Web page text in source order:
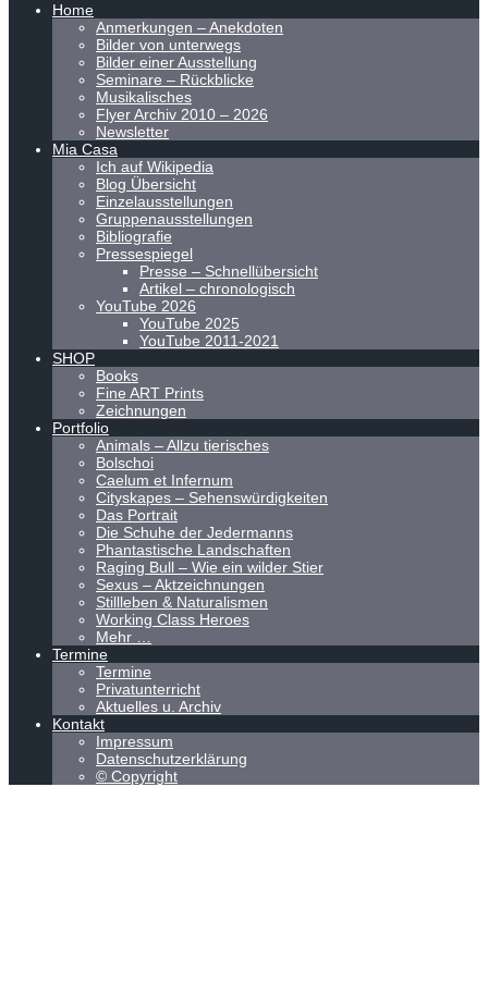
Home
Anmerkungen – Anekdoten
Bilder von unterwegs
Bilder einer Ausstellung
Seminare – Rückblicke
Musikalisches
Flyer Archiv 2010 – 2026
Newsletter
Mia Casa
Ich auf Wikipedia
Blog Übersicht
Einzelausstellungen
Gruppenausstellungen
Bibliografie
Pressespiegel
Presse – Schnellübersicht
Artikel – chronologisch
YouTube 2026
YouTube 2025
YouTube 2011-2021
SHOP
Books
Fine ART Prints
Zeichnungen
Portfolio
Animals – Allzu tierisches
Bolschoi
Caelum et Infernum
Cityskapes – Sehenswürdigkeiten
Das Portrait
Die Schuhe der Jedermanns
Phantastische Landschaften
Raging Bull – Wie ein wilder Stier
Sexus – Aktzeichnungen
Stillleben & Naturalismen
Working Class Heroes
Mehr …
Termine
Termine
Privatunterricht
Aktuelles u. Archiv
Kontakt
Impressum
Datenschutzerklärung
© Copyright